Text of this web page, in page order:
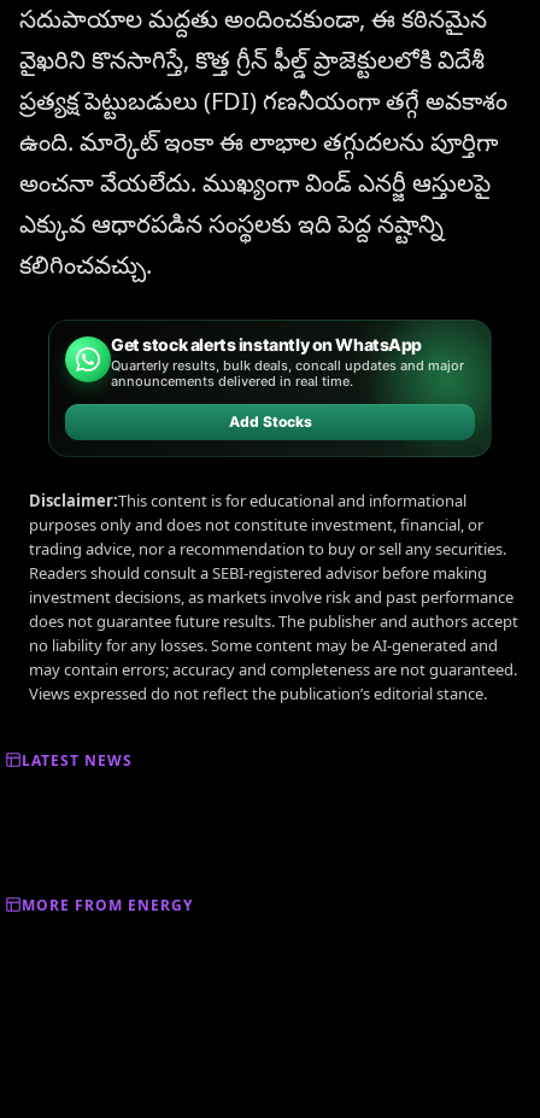
సదుపాయాల మద్దతు అందించకుండా, ఈ కఠినమైన
వైఖరిని కొనసాగిస్తే, కొత్త గ్రీన్ ఫీల్డ్ ప్రాజెక్టులలోకి విదేశీ
ప్రత్యక్ష పెట్టుబడులు (FDI) గణనీయంగా తగ్గే అవకాశం
ఉంది. మార్కెట్ ఇంకా ఈ లాభాల తగ్గుదలను పూర్తిగా
అంచనా వేయలేదు. ముఖ్యంగా విండ్ ఎనర్జీ ఆస్తులపై
ఎక్కువ ఆధారపడిన సంస్థలకు ఇది పెద్ద నష్టాన్ని
కలిగించవచ్చు.
Get stock alerts instantly on WhatsApp
Quarterly results, bulk deals, concall updates and major
announcements delivered in real time.
Add Stocks
Disclaimer:This content is for educational and informational
purposes only and does not constitute investment, financial, or
trading advice, nor a recommendation to buy or sell any securities.
Readers should consult a SEBI-registered advisor before making
investment decisions, as markets involve risk and past performance
does not guarantee future results. The publisher and authors accept
no liability for any losses. Some content may be AI-generated and
may contain errors; accuracy and completeness are not guaranteed.
Views expressed do not reflect the publication’s editorial stance.
LATEST NEWS
MORE FROM ENERGY